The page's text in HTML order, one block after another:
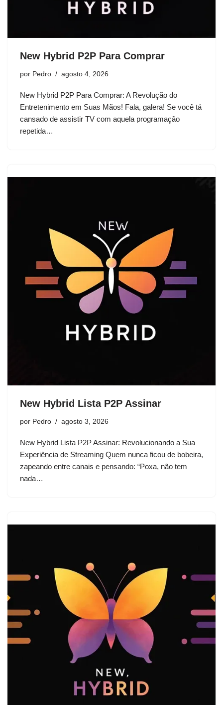
New Hybrid P2P Para Comprar
por Pedro agosto 4, 2026
New Hybrid P2P Para Comprar: A Revolução do
Entretenimento em Suas Mãos! Fala, galera! Se você tá
cansado de assistir TV com aquela programação
repetida…
New Hybrid Lista P2P Assinar
por Pedro agosto 3, 2026
New Hybrid Lista P2P Assinar: Revolucionando a Sua
Experiência de Streaming Quem nunca ficou de bobeira,
zapeando entre canais e pensando: “Poxa, não tem
nada…